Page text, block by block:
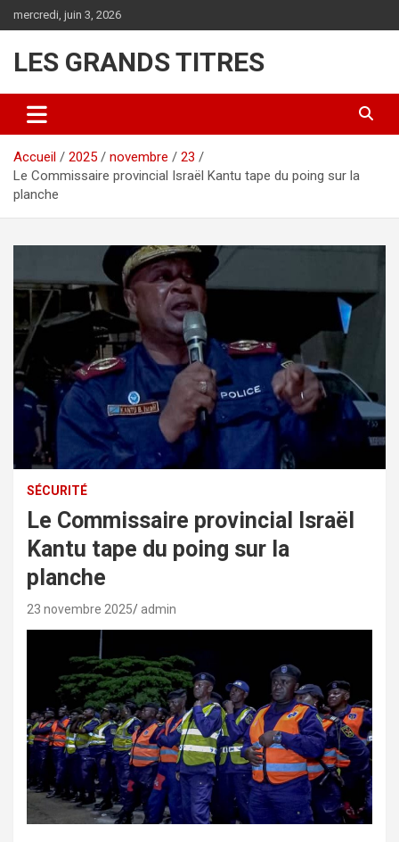
au
mercredi, juin 3, 2026
LES GRANDS TITRES
Accueil 2025 novembre
23
Le Commissaire provincial Israël Kantu tape du poing sur la
planche
SÉCURITÉ
Le Commissaire provincial Israël
Kantu tape du poing sur la
planche
23 novembre 2025 admin